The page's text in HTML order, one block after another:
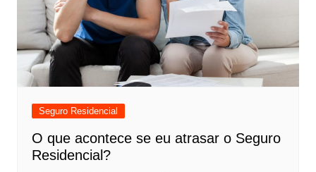
Seguro Residencial
O que acontece se eu atrasar o Seguro
Residencial?